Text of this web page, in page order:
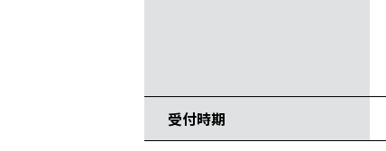
受付時期